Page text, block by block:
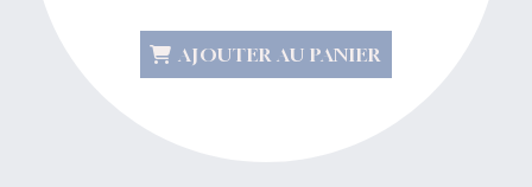
AJOUTER AU PANIER